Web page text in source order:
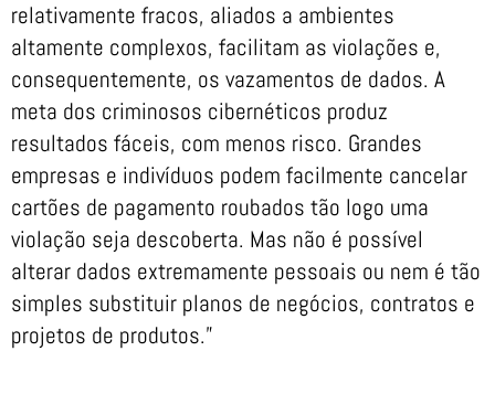
relativamente fracos, aliados a ambientes
altamente complexos, facilitam as violações e,
consequentemente, os vazamentos de dados. A
meta dos criminosos cibernéticos produz
resultados fáceis, com menos risco. Grandes
empresas e indivíduos podem facilmente cancelar
cartões de pagamento roubados tão logo uma
violação seja descoberta. Mas não é possível
alterar dados extremamente pessoais ou nem é tão
simples substituir planos de negócios, contratos e
projetos de produtos.”